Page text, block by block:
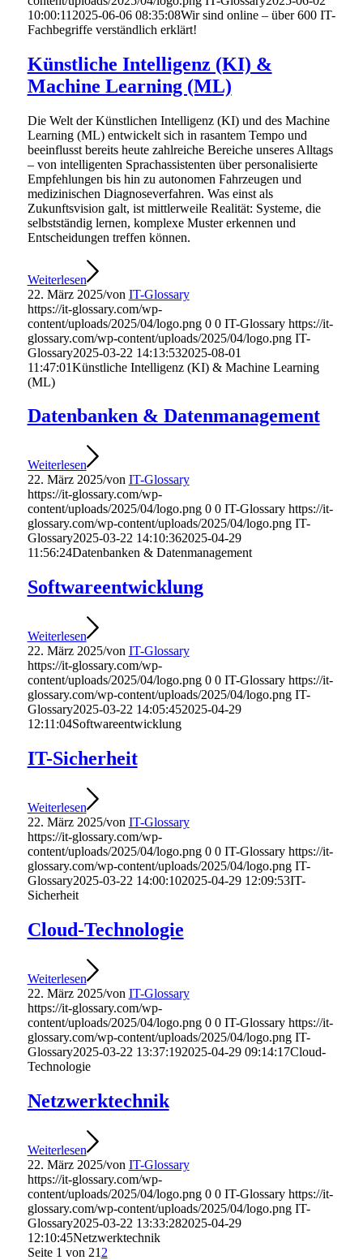
10:00:11 2025-06-06 08:35:08Wir sind online – über 600 IT-
Fachbegriffe verständlich erklärt!
Künstliche Intelligenz (KI) &
Machine Learning (ML)
Die Welt der Künstlichen Intelligenz (KI) und des Machine
Learning (ML) entwickelt sich in rasantem Tempo und
beeinflusst bereits heute zahlreiche Bereiche unseres Alltags
– von intelligenten Sprachassistenten über personalisierte
Empfehlungen bis hin zu autonomen Fahrzeugen und
medizinischen Diagnoseverfahren. Was einst als
Zukunftsvision galt, ist mittlerweile Realität: Systeme, die
selbstständig lernen, komplexe Muster erkennen und
Entscheidungen treffen können.
Weiterlesen
22. März 2025/von IT-Glossary
https://it-glossary.com/wp-
content/uploads/2025/04/logo.png 0 0 IT-Glossary https://it-
glossary.com/wp-content/uploads/2025/04/logo.png IT-
Glossary2025-03-22 14:13:532025-08-01
11:47:01Künstliche Intelligenz (KI) & Machine Learning
(ML)
Datenbanken & Datenmanagement
Weiterlesen
22. März 2025/von IT-Glossary
https://it-glossary.com/wp-
content/uploads/2025/04/logo.png 0 0 IT-Glossary https://it-
glossary.com/wp-content/uploads/2025/04/logo.png IT-
Glossary2025-03-22 14:10:362025-04-29
11:56:24Datenbanken & Datenmanagement
Softwareentwicklung
Weiterlesen
22. März 2025/von IT-Glossary
https://it-glossary.com/wp-
content/uploads/2025/04/logo.png 0 0 IT-Glossary https://it-
glossary.com/wp-content/uploads/2025/04/logo.png IT-
Glossary2025-03-22 14:05:452025-04-29
12:11:04Softwareentwicklung
IT-Sicherheit
Weiterlesen
22. März 2025/von IT-Glossary
https://it-glossary.com/wp-
content/uploads/2025/04/logo.png 0 0 IT-Glossary https://it-
glossary.com/wp-content/uploads/2025/04/logo.png IT-
Glossary2025-03-22 14:00:102025-04-29 12:09:53IT-
Sicherheit
Cloud-Technologie
Weiterlesen
22. März 2025/von IT-Glossary
https://it-glossary.com/wp-
content/uploads/2025/04/logo.png 0 0 IT-Glossary https://it-
glossary.com/wp-content/uploads/2025/04/logo.png IT-
Glossary2025-03-22 13:37:192025-04-29 09:14:17Cloud-
Technologie
Netzwerktechnik
Weiterlesen
22. März 2025/von IT-Glossary
https://it-glossary.com/wp-
content/uploads/2025/04/logo.png 0 0 IT-Glossary https://it-
glossary.com/wp-content/uploads/2025/04/logo.png IT-
Glossary2025-03-22 13:33:282025-04-29
12:10:45Netzwerktechnik
Seite 1 von 21 2